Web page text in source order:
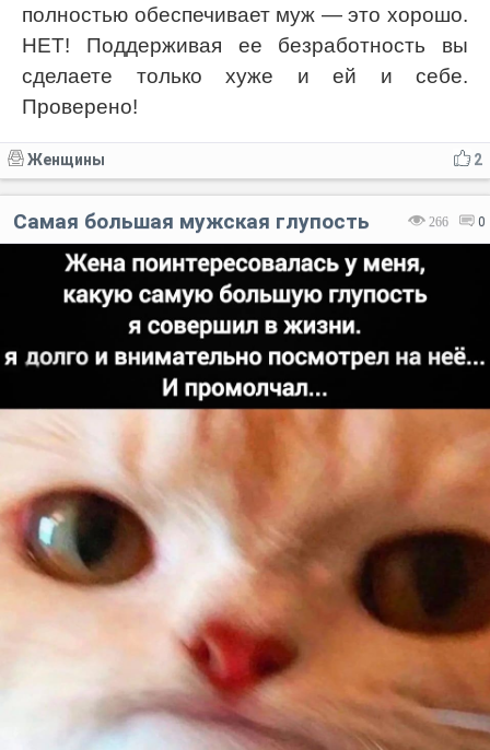
полностью обеспечивает муж — это хорошо.
НЕТ! Поддерживая ее безработность вы
сделаете только хуже и ей и себе.
Проверено!
2
Женщины
266 0
Самая большая мужская глупость